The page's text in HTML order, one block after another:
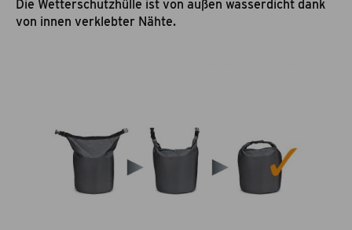
Die Wetterschutzhülle ist von außen wasserdicht dank
von innen verklebter Nähte.